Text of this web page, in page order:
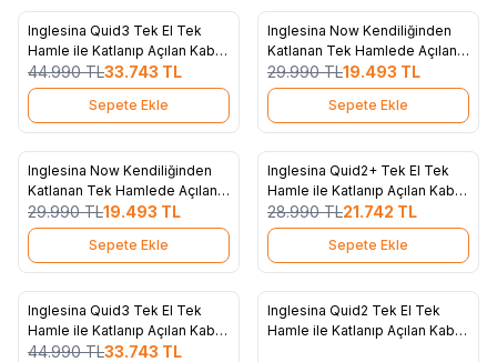
%25
Favorilere Ekle
Inglesina Quid3 Tek El Tek
Hamle ile Katlanıp Açılan Kabin
Boy Bebek Arabası Cosmic
Black
44.990TL33.743 TL
Sepete Ekle
%35
Favorilere Ekle
Inglesina Now Kendiliğinden
Katlanan Tek Hamlede Açılan
Kabin Boy Bebek Arabası -
Sprint Green
29.990TL19.493 TL
Sepete Ekle
%35
Favorilere Ekle
4
Inglesina Now Kendiliğinden
Katlanan Tek Hamlede Açılan
Kabin Boy Bebek Arabası -
Snap Grey
29.990TL19.493 TL
Sepete Ekle
%25
Favorilere Ekle
2
Inglesina Quid2+ Tek El Tek
Hamle ile Katlanıp Açılan Kabin
Boy Bebek Arabası Özel
Koleksiyon - Polka Black
28.990TL21.742 TL
Sepete Ekle
%25
Favorilere Ekle
6
Inglesina Quid3 Tek El Tek
Hamle ile Katlanıp Açılan Kabin
Boy Bebek Arabası Planet
44.990TL33.743 TL
%25
Favorilere Ekle
3
Tükendi
Inglesina Quid2 Tek El Tek
Hamle ile Katlanıp Açılan Kabin